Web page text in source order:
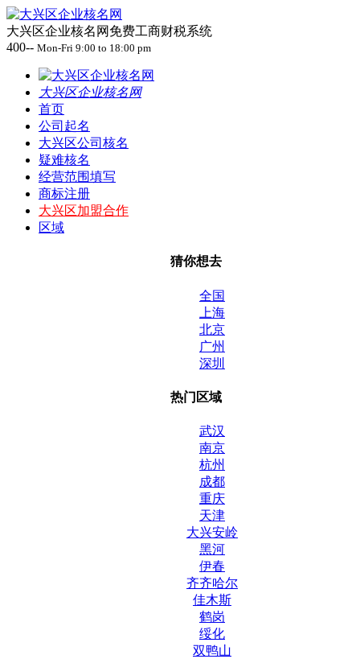
大兴区企业核名网免费工商财税系统
400-- Mon-Fri 9:00 to 18:00 pm
大兴区企业核名网
首页
公司起名
大兴区公司核名
疑难核名
经营范围填写
商标注册
大兴区加盟合作
区域
猜你想去
全国
上海
北京
广州
深圳
热门区域
武汉
南京
杭州
成都
重庆
天津
大兴安岭
黑河
伊春
齐齐哈尔
佳木斯
鹤岗
绥化
双鸭山